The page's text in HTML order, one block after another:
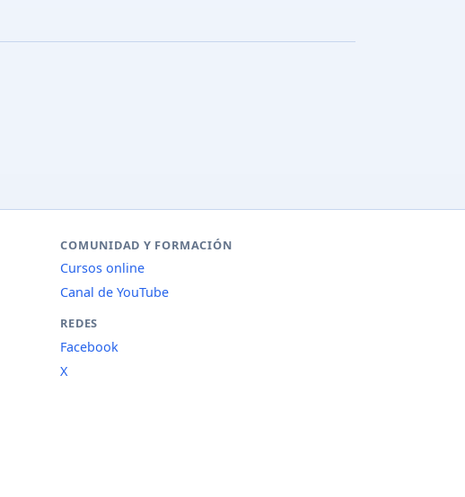
COMUNIDAD Y FORMACIÓN
Cursos online
Canal de YouTube
REDES
Facebook
X